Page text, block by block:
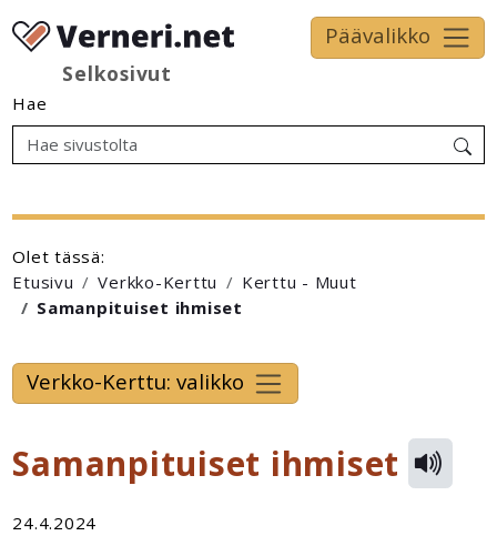
Selkosivut
Päävalikko
Hae
Olet tässä:
Etusivu
Verkko-Kerttu
Kerttu - Muut
Samanpituiset ihmiset
Verkko-Kerttu: valikko
Samanpituiset ihmiset
24.4.2024